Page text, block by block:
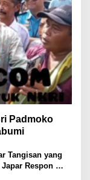
Padmoko
Tangisan yang
Respon